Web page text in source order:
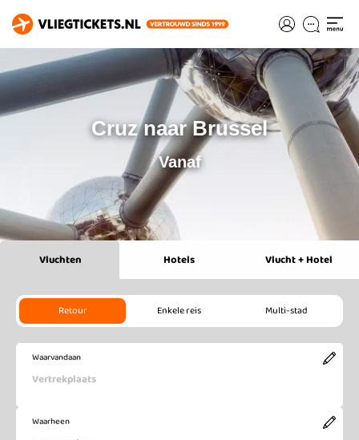
Cruz naar Brussel
Vanaf